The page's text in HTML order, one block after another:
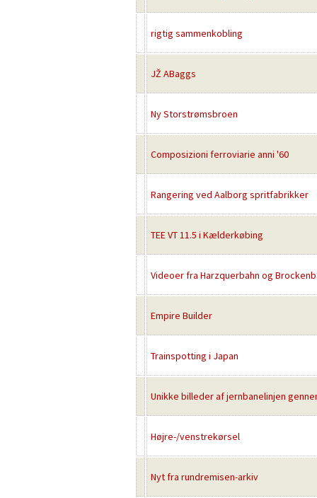
rigtig sammenkobling
JŽ ABaggs
Ny Storstrømsbroen
Composizioni ferroviarie anni '60
Rangering ved Aalborg spritfabrikker
TEE VT 11.5 i Kælderkøbing
Videoer fra Harzquerbahn og
Empire Builder
Trainspotting i Japan
Unikke billeder af jernbanelinjen
Højre-/venstrekørsel
Nyt fra rundremisen-arkiv